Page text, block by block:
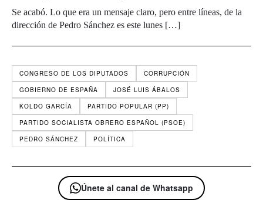
Se acabó. Lo que era un mensaje claro, pero entre líneas, de la
dirección de Pedro Sánchez es este lunes […]
CONGRESO DE LOS DIPUTADOS
CORRUPCIÓN
GOBIERNO DE ESPAÑA
JOSÉ LUIS ÁBALOS
KOLDO GARCÍA
PARTIDO POPULAR (PP)
PARTIDO SOCIALISTA OBRERO ESPAÑOL (PSOE)
PEDRO SÁNCHEZ
POLÍTICA
Únete al canal de Whatsapp